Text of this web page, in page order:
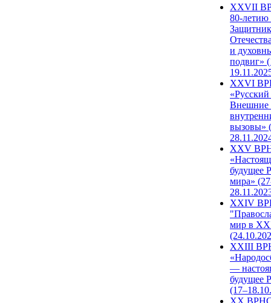
ХХVII
80-
и
подвиг»
XXVI
Внешние
вызовы»
XXV
будущее
мира»
XXIV
мир в
XXIII
—
будущее
XX ВРНС